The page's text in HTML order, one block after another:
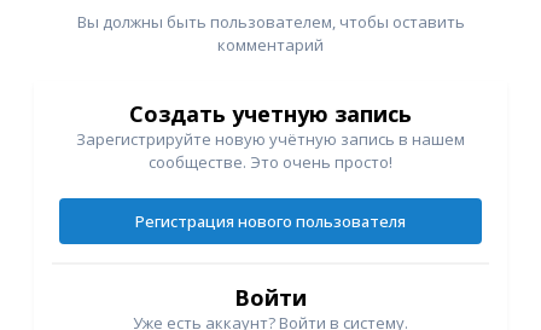
Вы должны быть пользователем, чтобы оставить
комментарий
Создать учетную запись
Зарегистрируйте новую учётную запись в нашем
сообществе. Это очень просто!
Регистрация нового пользователя
Войти
Уже есть аккаунт? Войти в систему.